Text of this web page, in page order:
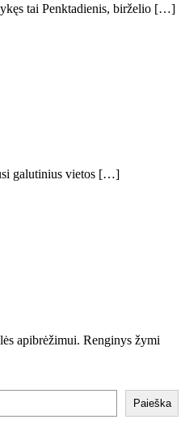
tai Penktadienis, birželio […]
galutinius vietos […]
apibrėžimui. Renginys žymi
Paieška